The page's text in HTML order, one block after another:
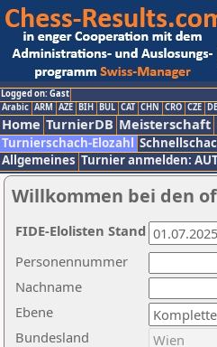
Logged on: Gast
Arabic ARM AZE BIH BUL CAT CHN CRO CZE
Home TurnierDB Meisterschaft
Turnierschach-Elozahl
Allgemeines Turnier anmelden:
Willkommen bei den
Nachname
Ebene
Personennummer
Bundesland
FIDE-Elolisten Stand